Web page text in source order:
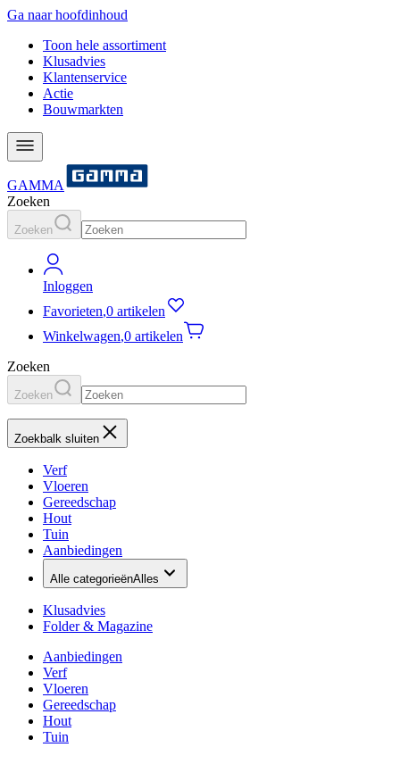
Ga naar hoofdinhoud
Toon hele assortiment
Klusadvies
Klantenservice
Actie
Bouwmarkten
GAMMA
Zoeken
Zoeken
Inloggen
Favorieten,0 artikelen
Winkelwagen,0 artikelen
Zoeken
Zoeken
Zoekbalk sluiten
Verf
Vloeren
Gereedschap
Hout
Tuin
Aanbiedingen
Alle categorieënAlles
Klusadvies
Folder & Magazine
Aanbiedingen
Verf
Vloeren
Gereedschap
Hout
Tuin